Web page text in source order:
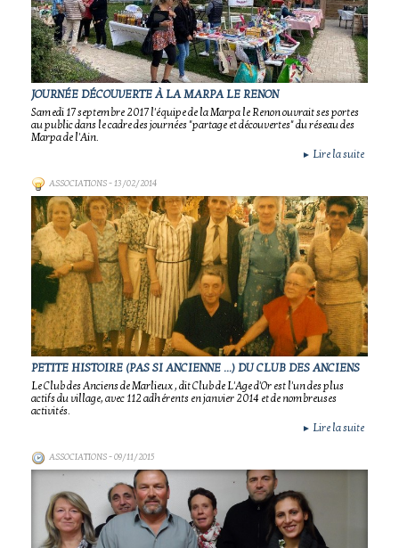
JOURNÉE DÉCOUVERTE À LA MARPA LE RENON
Samedi 17 septembre 2017 l'équipe de la Marpa le Renon ouvrait ses portes
au public dans le cadre des journées "partage et découvertes" du réseau des
Marpa de l'Ain.
► Lire la suite
ASSOCIATIONS- 13/02/2014
PETITE HISTOIRE (PAS SI ANCIENNE ...) DU CLUB DES ANCIENS
Le Club des Anciens de Marlieux , dit Club de L'Age d'Or est l'un des plus
actifs du village, avec 112 adhérents en janvier 2014 et de nombreuses
activités.
► Lire la suite
ASSOCIATIONS- 09/11/2015